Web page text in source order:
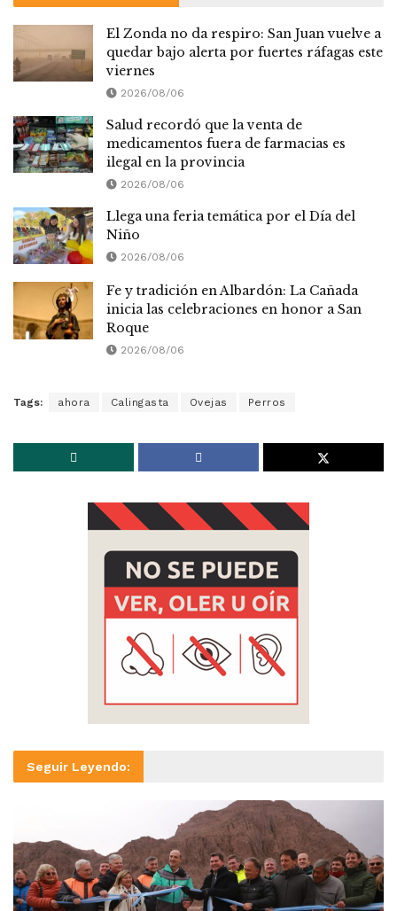
El Zonda no da respiro: San Juan vuelve a
quedar bajo alerta por fuertes ráfagas este
viernes
2026/08/06
Salud recordó que la venta de
medicamentos fuera de farmacias es
ilegal en la provincia
2026/08/06
Llega una feria temática por el Día del
Niño
2026/08/06
Fe y tradición en Albardón: La Cañada
inicia las celebraciones en honor a San
Roque
2026/08/06
Tags: ahora Calingasta Ovejas Perros
Seguir Leyendo: